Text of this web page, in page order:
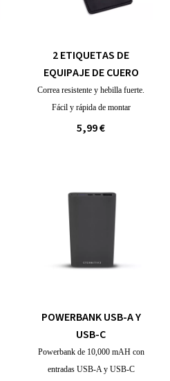
2 ETIQUETAS DE
EQUIPAJE DE CUERO
Correa resistente y hebilla fuerte.
Fácil y rápida de montar
5,99 €
POWERBANK USB-A Y
USB-C
Powerbank de 10,000 mAH con
entradas USB-A y USB-C